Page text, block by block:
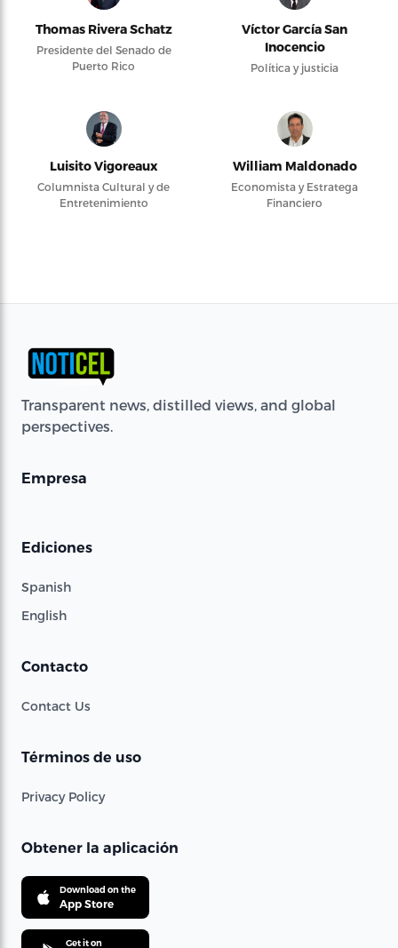
Thomas Rivera Schatz
Presidente del Senado de
Puerto Rico
Víctor García San
Inocencio
Política y justicia
Luisito Vigoreaux
Columnista Cultural y de
Entretenimiento
William Maldonado
Economista y Estratega
Financiero
Transparent news, distilled views, and global
perspectives.
Empresa
Ediciones
Spanish
English
Contacto
Contact Us
Términos de uso
Privacy Policy
Obtener la aplicación
Download on the
App Store
Get it on